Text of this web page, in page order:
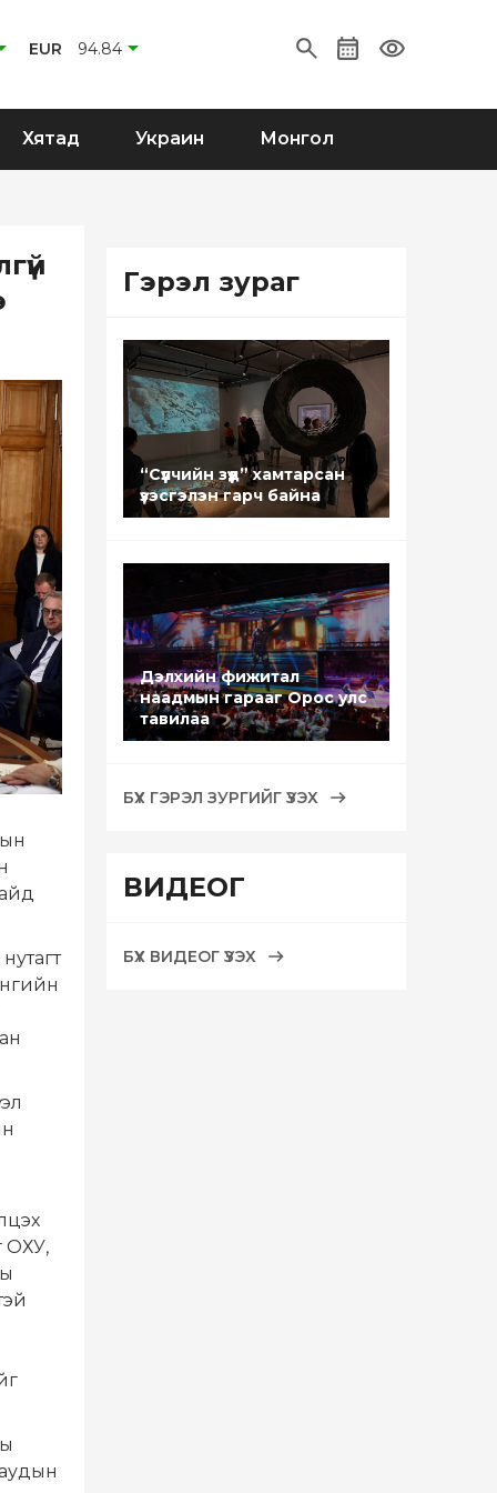
EUR 94.84
Хятад Украин Монгол
ОХУ,
Гэрэл зураг
“Сүүлчийн зүүд” хамтарсан
үзэсгэлэн гарч байна
Дэлхийн фижитал
наадмын гарааг Орос улс
тавилаа
БҮХ ГЭРЭЛ ЗУРГИЙГ ҮЗЭХ
ВИДЕОГ
БҮХ ВИДЕОГ ҮЗЭХ